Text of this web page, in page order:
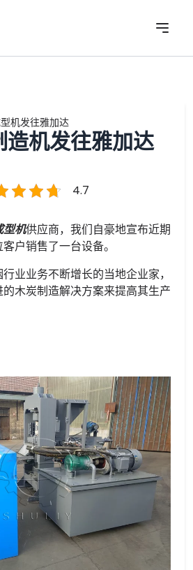
机发往雅加达
造机发往雅加达
4.7
型机供应商，我们自豪地宣布近期
户销售了一台设备。
业业务不断增长的当地企业家，
木炭制造解决方案来提高其生产